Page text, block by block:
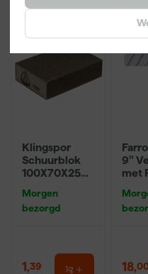
Klingspor
Schuurblok
100X70X25m
P220
Morgen
bezorgd
1,39
9"
met
18,